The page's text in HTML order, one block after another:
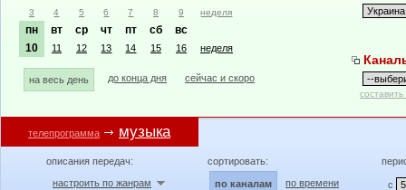
3 4 5 6 7 8 9 неделя
пн вт ср чт пт сб
вс
10
11 12 13 14 15 16 неделя
на весь день до конца дня сейчас и скоро
телепрограмма музыка
описания передач:
настроить по жанрам
сортировать:
по каналам по времени с